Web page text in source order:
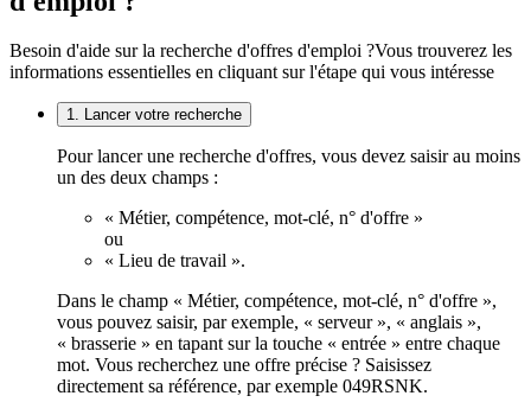
Besoin d'aide sur la recherche d'offres d'emploi ?Vous trouverez les
informations essentielles en cliquant sur l'étape qui vous intéresse
1. Lancer votre recherche
Pour lancer une recherche d'offres, vous devez saisir au moins
un des deux champs :
« Métier, compétence, mot-clé, n° d'offre »
ou
« Lieu de travail ».
Dans le champ « Métier, compétence, mot-clé, n° d'offre »,
vous pouvez saisir, par exemple, « serveur », « anglais »,
« brasserie » en tapant sur la touche « entrée » entre chaque
mot. Vous recherchez une offre précise ? Saisissez
directement sa référence, par exemple 049RSNK.